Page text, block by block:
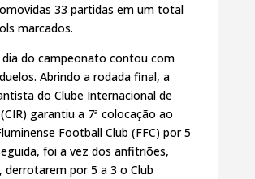
33 partidas em um total
marcados.
do campeonato contou com
Abrindo a rodada final, a
do Clube Internacional de
garantiu a 7ª colocação ao
Football Club (FFC) por 5
foi a vez dos anfitriões,
derrotarem por 5 a 3 o Club